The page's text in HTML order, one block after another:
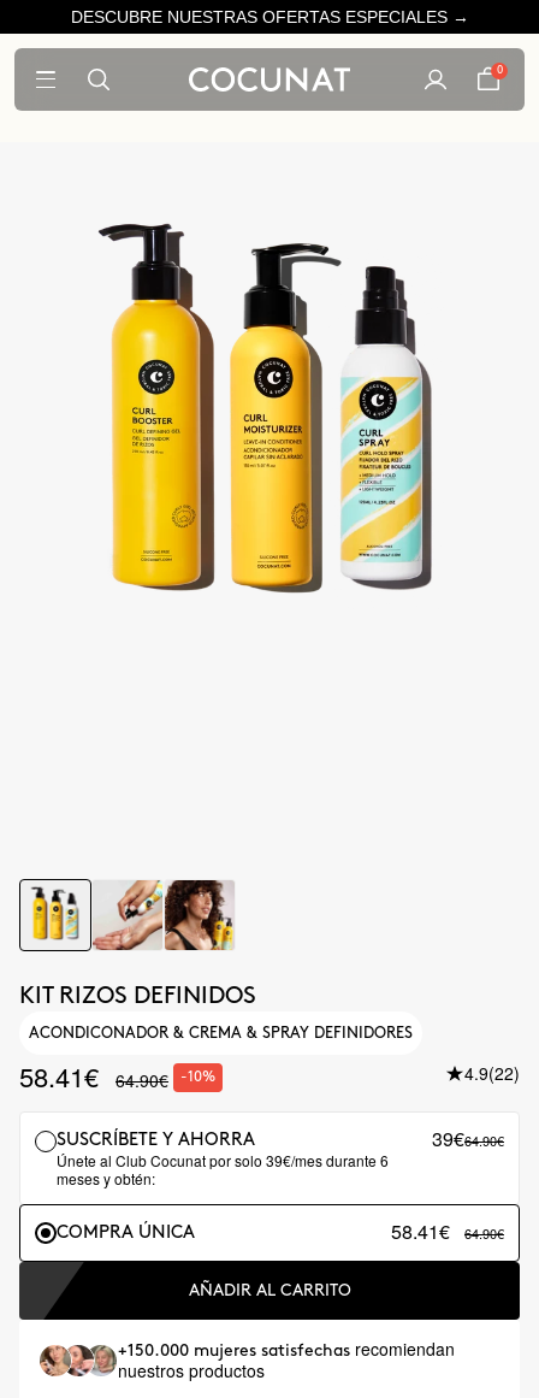
DESCUBRE NUESTRAS OFERTAS ESPECIALES →
0
KIT RIZOS DEFINIDOS
ACONDICONADOR & CREMA & SPRAY DEFINIDORES
58.41€ 64.90€ -10% 4.9(22)
SUSCRÍBETE Y AHORRA
Únete al Club Cocunat por solo 39€/mes durante 6
meses y obtén:
39€64.90€
COMPRA ÚNICA 58.41€ 64.90€
AÑADIR AL CARRITO
+150.000 mujeres satisfechas recomiendan
nuestros productos